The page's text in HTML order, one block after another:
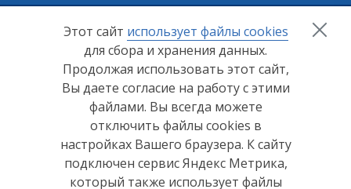
+7 (8412) 65-33-00
info@lerom.ru
Согласие на обработку персональных данных
Политика конфиденциальности
Согласие на обработку персональных данных Яндекс
Этот сайт использует файлы cookies
для сбора и хранения данных.
Продолжая использовать этот сайт,
Вы даете согласие на работу с этими
файлами. Вы всегда можете
отключить файлы cookies в
настройках Вашего браузера. К сайту
подключен сервис Яндекс Метрика,
который также использует файлы